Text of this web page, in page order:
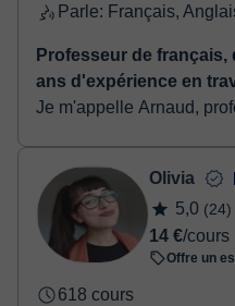
Parle: Français,
Professeur de français,
ans d'expérience en
Je m'appelle Arnaud,
Olivia
5,0 (24)
14 €/cours
Offre un
618 cours